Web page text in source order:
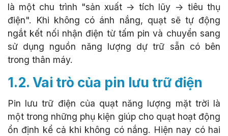
là một chu trình "sản xuất -> tích lũy -> tiêu thụ
điện". Khi không có ánh nắng, quạt sẽ tự động
ngắt kết nối nhận điện từ tấm pin và chuyển sang
sử dụng nguồn năng lượng dự trữ sẵn có bên
trong thân máy.
1.2. Vai trò của pin lưu trữ điện
Pin lưu trữ điện của quạt năng lượng mặt trời là
một trong những phụ kiện giúp cho quạt hoạt động
ổn định kể cả khi không có nắng. Hiện nay có hai